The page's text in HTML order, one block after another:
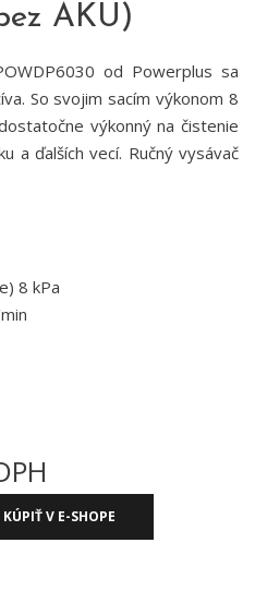
AKU)
od Powerplus sa
So svojim sacím výkonom 8
výkonný na čistenie
a ďalších vecí. Ručný vysávač
8 kPa
KÚPIŤ V E-SHOPE